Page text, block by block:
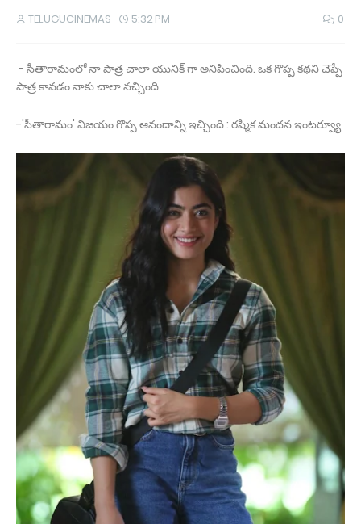
TELUGUCINEMAS 5:32 PM 0
- సీతారామంలో నా పాత్ర చాలా యునిక్ గా అనిపించింది. ఒక గొప్ప కథని చెప్పే
పాత్ర కావడం నాకు చాలా నచ్చింది
-'సీతారామం' విజయం గొప్ప ఆనందాన్ని ఇచ్చింది : రష్మిక మందన ఇంటర్వ్యూ